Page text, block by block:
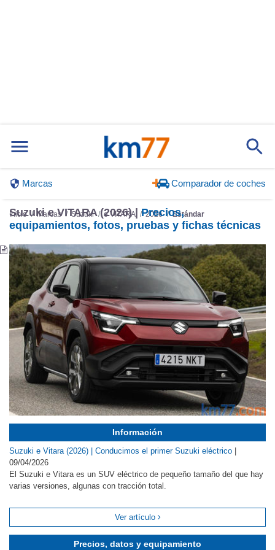
Marcas Comparador de coches
Inicio Marcas Suzuki e VITARA 2026 Estándar
Suzuki e VITARA (2026) |Precios,
equipamientos, fotos, pruebas y fichas técnicas
Precios, datos y equipamiento
Información
Suzuki e Vitara (2026) | Conducimos el primer Suzuki eléctrico
09/04/2026
El Suzuki e Vitara es un SUV eléctrico de pequeño tamaño del que hay
varias versiones, algunas con tracción total.
Ver artículo